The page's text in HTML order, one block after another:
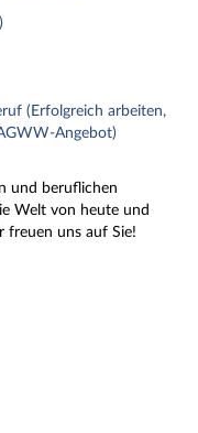
(Erfolgreich arbeiten,
Angebot)
und beruflichen
Welt von heute und
freuen uns auf Sie!